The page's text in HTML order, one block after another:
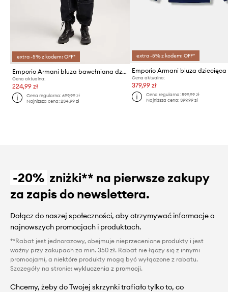
extra -5% z kodem: OFF*
Emporio Armani bluza bawełniana dziecięca
Cena aktualna:
224,99 zł
Cena regularna:699,99 zł
Najniższa cena:234,99 zł
extra -5% z kodem: OFF*
Emporio Armani bluza dziecięca
Cena aktualna:
379,99 zł
Cena regularna: 599,99 zł
Najniższa cena: 399,99 zł
-20% zniżki** na pierwsze zakupy
za zapis do newslettera.
Dołącz do naszej społeczności, aby otrzymywać informacje o
najnowszych promocjach i produktach.
**Rabat jest jednorazowy, obejmuje nieprzecenione produkty i jest
ważny przy zakupach za min. 350 zł. Rabat nie łączy się z innymi
promocjami, a niektóre produkty mogą być wyłączone z rabatu.
Szczegóły na stronie: wykluczenia z promocji.
Chcemy, żeby do Twojej skrzynki trafiało tylko to, co